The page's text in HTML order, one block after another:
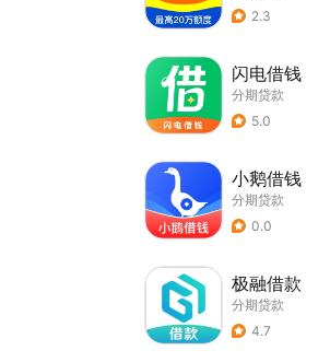
2.3
闪电借钱
分期贷款
5.0
小鹅借钱
分期贷款
0.0
极融借款
分期贷款
4.7